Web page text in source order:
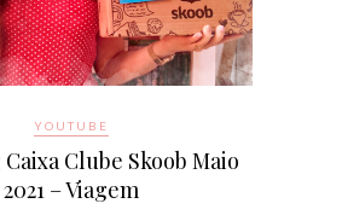
YOUTUBE
Clube Skoob Maio
2021 – Viagem